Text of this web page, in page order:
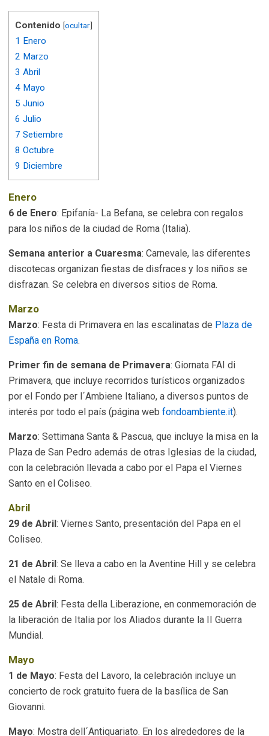
Contenido [ocultar]
1 Enero
2 Marzo
3 Abril
4 Mayo
5 Junio
6 Julio
7 Setiembre
8 Octubre
9 Diciembre
Enero
6 de Enero: Epifanía- La Befana, se celebra con regalos
para los niños de la ciudad de Roma (Italia).
Semana anterior a Cuaresma: Carnevale, las diferentes
discotecas organizan fiestas de disfraces y los niños se
disfrazan. Se celebra en diversos sitios de Roma.
Marzo
Marzo: Festa di Primavera en las escalinatas de Plaza de
España en Roma.
Primer fin de semana de Primavera: Giornata FAI di
Primavera, que incluye recorridos turísticos organizados
por el Fondo per l´Ambiene Italiano, a diversos puntos de
interés por todo el país (página web fondoambiente.it).
Marzo: Settimana Santa & Pascua, que incluye la misa en la
Plaza de San Pedro además de otras Iglesias de la ciudad,
con la celebración llevada a cabo por el Papa el Viernes
Santo en el Coliseo.
Abril
29 de Abril: Viernes Santo, presentación del Papa en el
Coliseo.
21 de Abril: Se lleva a cabo en la Aventine Hill y se celebra
el Natale di Roma.
25 de Abril: Festa della Liberazione, en conmemoración de
la liberación de Italia por los Aliados durante la II Guerra
Mundial.
Mayo
1 de Mayo: Festa del Lavoro, la celebración incluye un
concierto de rock gratuito fuera de la basílica de San
Giovanni.
Mayo: Mostra dell´Antiquariato. En los alrededores de la